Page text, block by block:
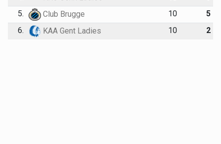
5.
Club Brugge 10
5
6.
KAA Gent Ladies 10 2